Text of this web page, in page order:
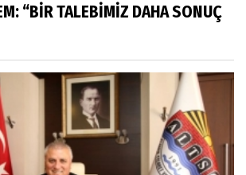
“BİR TALEBİMİZ DAHA SONUÇ